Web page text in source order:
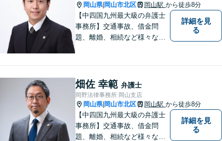
岡山県| 岡山市北区 岡山駅 から徒歩8分
【中四国九州最大級の弁護士
事務所】交通事故、借金問
題、離婚、相続など様々な問
い！
詳細を見
る
畑佐 幸範 弁護士
岡野法律事務所 岡山支店
岡山県| 岡山市北区 岡山駅 から徒歩8分
【中四国九州最大級の弁護士
事務所】交通事故、借金問
題、離婚、相続など様々な問
詳細を見
る